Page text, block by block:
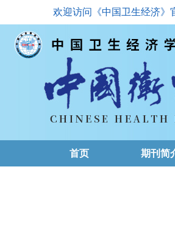
欢迎访问《中国卫生经济》
首页 期刊简